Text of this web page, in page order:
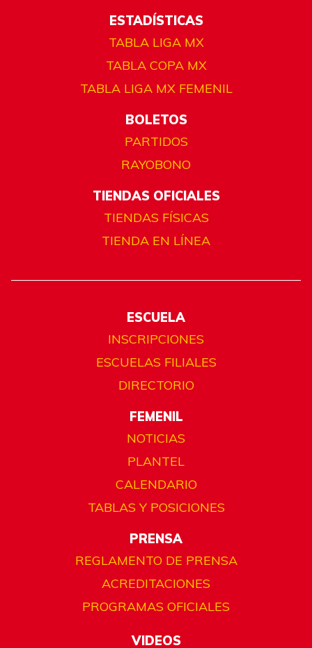
ESTADÍSTICAS
TABLA LIGA MX
TABLA COPA MX
TABLA LIGA MX FEMENIL
BOLETOS
PARTIDOS
RAYOBONO
TIENDAS OFICIALES
TIENDAS FÍSICAS
TIENDA EN LÍNEA
ESCUELA
INSCRIPCIONES
ESCUELAS FILIALES
DIRECTORIO
FEMENIL
NOTICIAS
PLANTEL
CALENDARIO
TABLAS Y POSICIONES
PRENSA
REGLAMENTO DE PRENSA
ACREDITACIONES
PROGRAMAS OFICIALES
VIDEOS